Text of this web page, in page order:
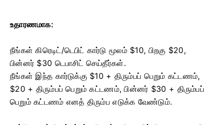
உதாரணமாக:
நீங்கள் கிரெடிட்/டெபிட் கார்டு மூலம் $10, பிறகு $20,
பின்னர் $30 டெபாசிட் செய்தீர்கள்.
நீங்கள் இந்த கார்டுக்கு $10 + திரும்பப் பெறும் கட்டணம்,
$20 + திரும்பப் பெறும் கட்டணம், பின்னர் $30 + திரும்பப்
பெறும் கட்டணம் எனத் திரும்ப எடுக்க வேண்டும்.